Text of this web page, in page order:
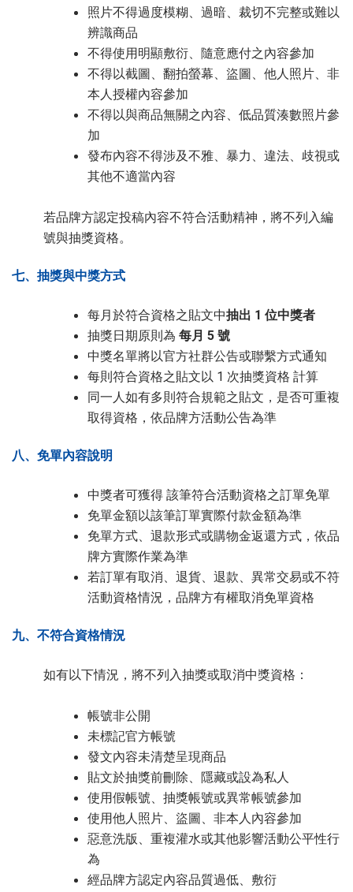
照片不得過度模糊、過暗、裁切不完整或難以
辨識商品
不得使用明顯敷衍、隨意應付之內容參加
不得以截圖、翻拍螢幕、盜圖、他人照片、非
本人授權內容參加
不得以與商品無關之內容、低品質湊數照片參
加
發布內容不得涉及不雅、暴力、違法、歧視或
其他不適當內容
若品牌方認定投稿內容不符合活動精神，將不列入編
號與抽獎資格。
七、抽獎與中獎方式
每月於符合資格之貼文中抽出 1 位中獎者
抽獎日期原則為 每月 5 號
中獎名單將以官方社群公告或聯繫方式通知
每則符合資格之貼文以 1 次抽獎資格 計算
同一人如有多則符合規範之貼文，是否可重複
取得資格，依品牌方活動公告為準
八、免單內容說明
中獎者可獲得 該筆符合活動資格之訂單免單
免單金額以該筆訂單實際付款金額為準
免單方式、退款形式或購物金返還方式，依品
牌方實際作業為準
若訂單有取消、退貨、退款、異常交易或不符
活動資格情況，品牌方有權取消免單資格
九、不符合資格情況
如有以下情況，將不列入抽獎或取消中獎資格：
帳號非公開
未標記官方帳號
發文內容未清楚呈現商品
貼文於抽獎前刪除、隱藏或設為私人
使用假帳號、抽獎帳號或異常帳號參加
使用他人照片、盜圖、非本人內容參加
惡意洗版、重複灌水或其他影響活動公平性行
為
經品牌方認定內容品質過低、敷衍